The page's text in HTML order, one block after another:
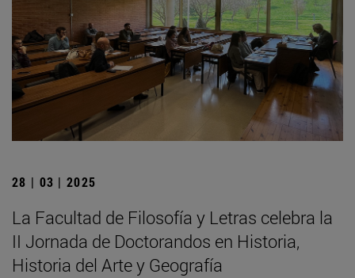
28 | 03 | 2025
La Facultad de Filosofía y Letras celebra la
II Jornada de Doctorandos en Historia,
Historia del Arte y Geografía